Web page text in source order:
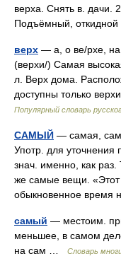
верха. Снять в. дачи.
Подъёмный,
верх — а, о ве/рхе, на
(верхи/) Самая
л. Верх дома.
доступны только
Популярный словарь
САМЫЙ — самая,
Употр. для уточнения
знач. именно, как
же самые вещи. «Этот
обыкновенное время
самый — местоим.
меньшее, в самом
на сам …
Словарь